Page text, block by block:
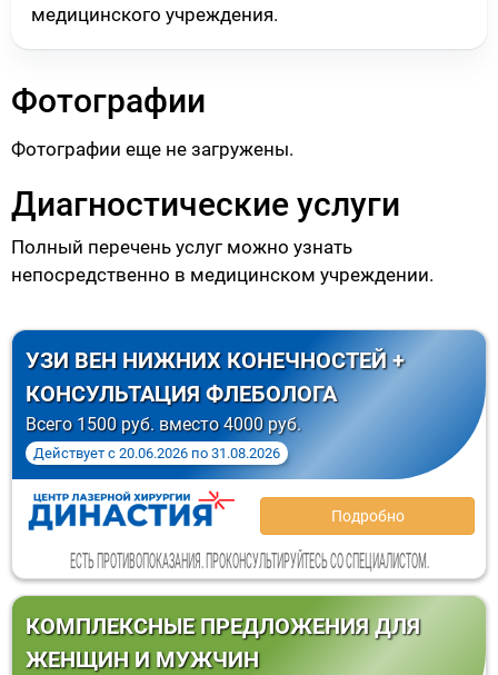
медицинского учреждения.
Фотографии
Фотографии еще не загружены.
Диагностические услуги
Полный перечень услуг можно узнать
непосредственно в медицинском учреждении.
УЗИ ВЕН НИЖНИХ КОНЕЧНОСТЕЙ +
КОНСУЛЬТАЦИЯ ФЛЕБОЛОГА
Всего 1500 руб. вместо 4000 руб.
Действует с 20.06.2026 по 31.08.2026
Подробно
ЕСТЬ ПРОТИВОПОКАЗАНИЯ. ПРОКОНСУЛЬТИРУЙТЕСЬ СО СПЕЦИАЛИСТОМ.
КОМПЛЕКСНЫЕ ПРЕДЛОЖЕНИЯ ДЛЯ
ЖЕНЩИН И МУЖЧИН